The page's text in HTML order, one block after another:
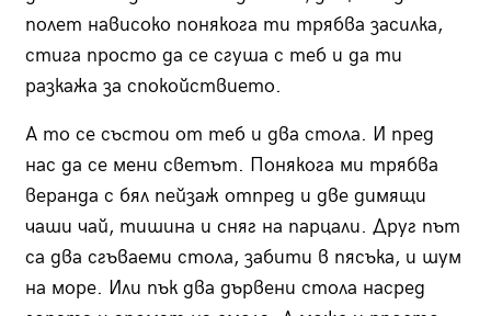
полет нависоко понякога ти трябва засилка,
стига просто да се сгуша с теб и да ти
разкажа за спокойствието.
А то се състои от теб и два стола. И пред
нас да се мени светът. Понякога ми трябва
веранда с бял пейзаж отпред и две димящи
чаши чай, тишина и сняг на парцали. Друг път
са два сгъваеми стола, забити в пясъка, и шум
на море. Или пък два дървени стола насред